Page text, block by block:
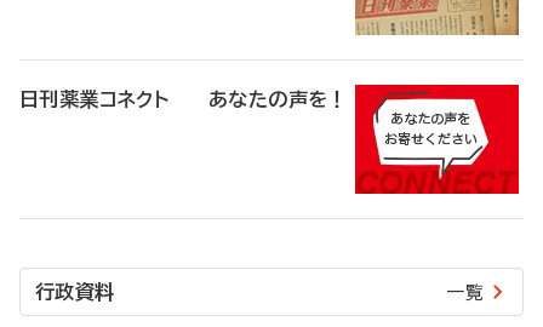
日刊薬業コネクト あなたの声を！
行政資料 一覧